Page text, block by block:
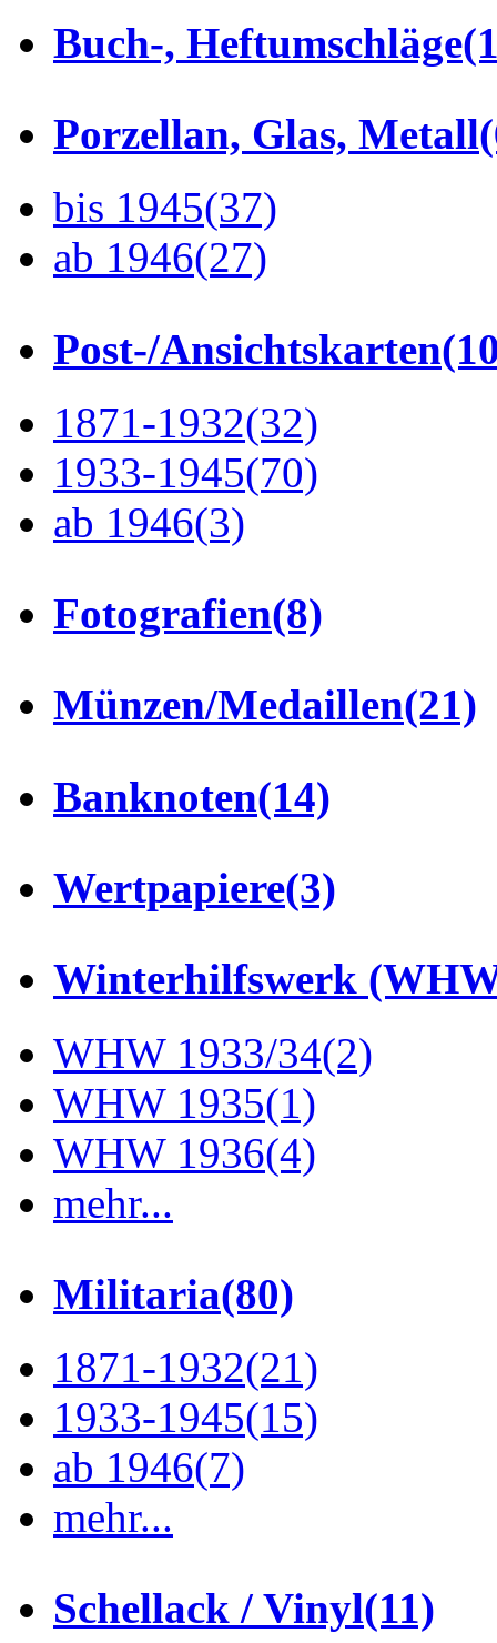
Buch-, Heftumschläge
Porzellan, Glas, Metall
bis 1945(37)
ab 1946(27)
Post-/Ansichtskarten
1871-1932(32)
1933-1945(70)
ab 1946(3)
Fotografien(8)
Münzen/Medaillen(21)
Banknoten(14)
Wertpapiere(3)
Winterhilfswerk
WHW 1933/34(2)
WHW 1935(1)
WHW 1936(4)
mehr...
Militaria(80)
1871-1932(21)
1933-1945(15)
ab 1946(7)
mehr...
Schellack / Vinyl(11)